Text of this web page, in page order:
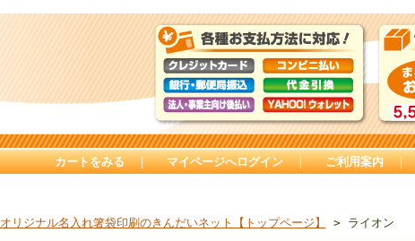
カートをみる ｜ マイページへログイン ｜ ご利用案内 ｜
オリジナル名入れ箸袋印刷のきんだいネット【トップページ】 > ライオン